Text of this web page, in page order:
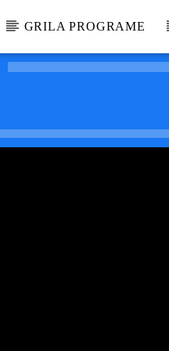
GRILA PROGRAME